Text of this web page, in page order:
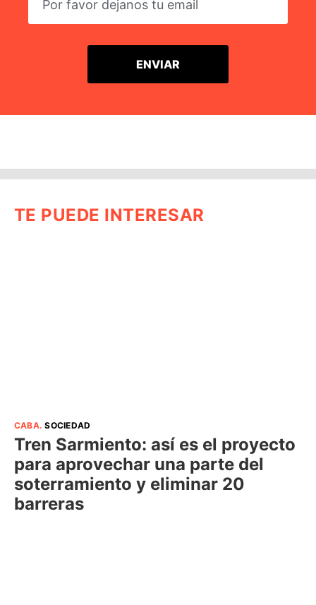
TE PUEDE INTERESAR
CABA.SOCIEDAD
Tren Sarmiento: así es el proyecto
para aprovechar una parte del
soterramiento y eliminar 20
barreras